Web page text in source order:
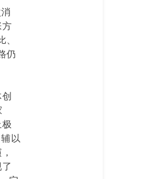
方
、
仍
以